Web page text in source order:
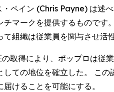
ペイン (Chris Payne) は述
チマークを提供するもので
組織は従業員を関与させ活
取得により、ポップロは従
ての地位を確立した。 こ
けることを可能にする。